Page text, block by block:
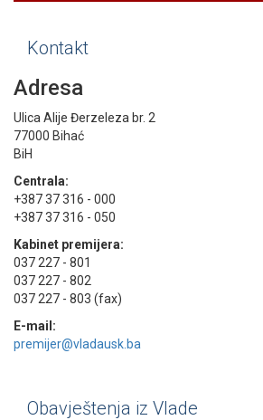
Kontakt
Adresa
Ulica Alije Đerzeleza br. 2
77000 Bihać
BiH
Centrala:
+387 37 316 - 000
+387 37 316 - 050
Kabinet premijera:
037 227 - 801
037 227 - 802
037 227 - 803 (fax)
E-mail:
premijer@vladausk.ba
Obavještenja iz Vlade